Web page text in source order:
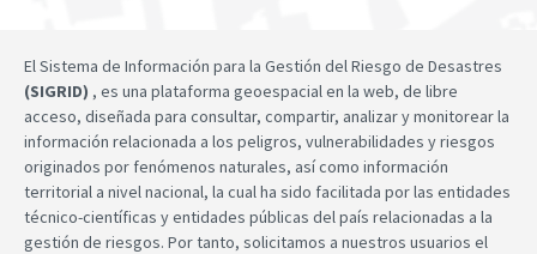
El Sistema de Información para la Gestión del Riesgo de Desastres
(SIGRID) , es una plataforma geoespacial en la web, de libre
acceso, diseñada para consultar, compartir, analizar y monitorear la
información relacionada a los peligros, vulnerabilidades y riesgos
originados por fenómenos naturales, así como información
territorial a nivel nacional, la cual ha sido facilitada por las entidades
técnico-científicas y entidades públicas del país relacionadas a la
gestión de riesgos. Por tanto, solicitamos a nuestros usuarios el